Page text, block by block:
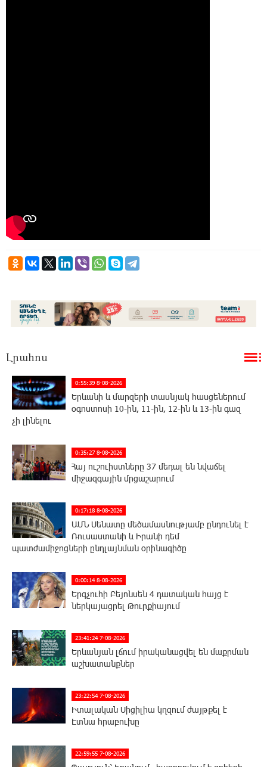
Լրահոս
0:55:39 8-08-2026
Երևանի և մարզերի տասնյակ հասցեներում
օգոստոսի 10-ին, 11-ին, 12-ին և 13-ին գազ
չի լինելու
0:35:27 8-08-2026
Հայ ուշուիստները 37 մեդալ են նվաճել
միջազգային մրցաշարում
0:17:18 8-08-2026
ԱՄՆ Սենատը մեծամասնությամբ ընդունել է
Ռուսաստանի և Իրանի դեմ
պատժամիջոցների ընդլայնման օրինագիծը
0:00:14 8-08-2026
Երգչուհի Բեյոնսեն ​​4 դատական հայց է
ներկայացրել Թուրքիայում
23:41:24 7-08-2026
Երևանյան լճում իրականացվել են մաքրման
աշխատանքներ
23:22:54 7-08-2026
Իտալական Սիցիլիա կղզում ժայթքել է
Էտնա հրաբուխը
22:59:55 7-08-2026